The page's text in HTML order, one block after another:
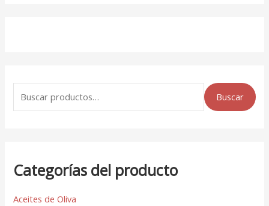
Buscar
Categorías del producto
Aceites de Oliva